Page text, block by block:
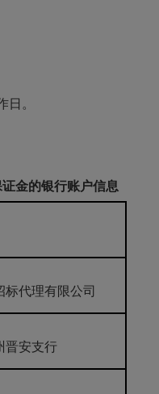
。
金的银行账户信息
代理有限公司
安支行